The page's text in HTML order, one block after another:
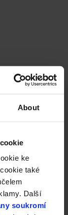
About
ke
také
Další
soukromí